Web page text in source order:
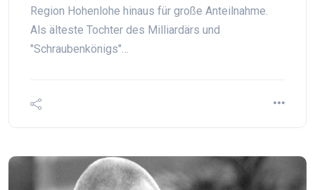
Region Hohenlohe hinaus für große Anteilnahme.
Als älteste Tochter des Milliardärs und
"Schraubenkönigs"…